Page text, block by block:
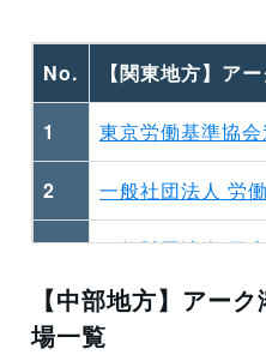
No. 【関東地方】ア
1 東京労働基準協
2 一般社団法人 労
3 一般財団法人 日
4 一般財団法人日
【中部地方】アー
場一覧